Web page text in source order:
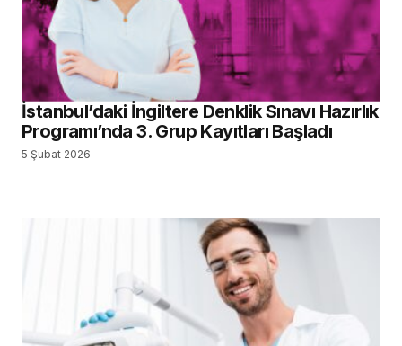
İstanbul’daki İngiltere Denklik Sınavı Hazırlık
Programı’nda 3. Grup Kayıtları Başladı
5 Şubat 2026